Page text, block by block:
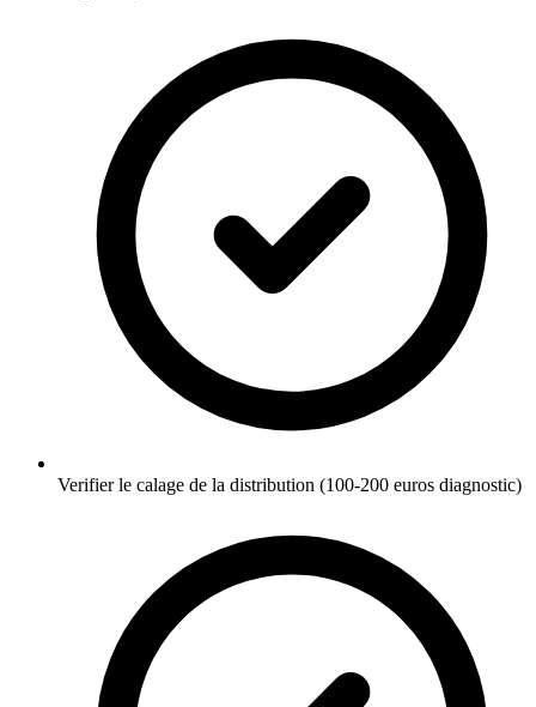
Verifier le calage de la distribution (100-200 euros diagnostic)